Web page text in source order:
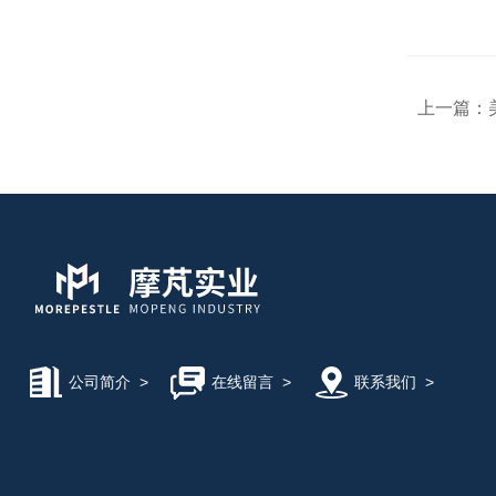
上一篇：
公司简介 > 在线留言> 联系我们 >